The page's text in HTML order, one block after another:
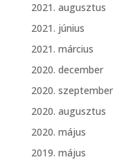
2021. augusztus
2021. június
2021. március
2020. december
2020. szeptember
2020. augusztus
2020. május
2019. május